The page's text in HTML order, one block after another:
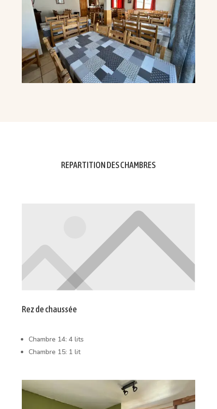
REPARTITION DES CHAMBRES
Rez de chaussée
Chambre 14: 4 lits
Chambre 15: 1 lit